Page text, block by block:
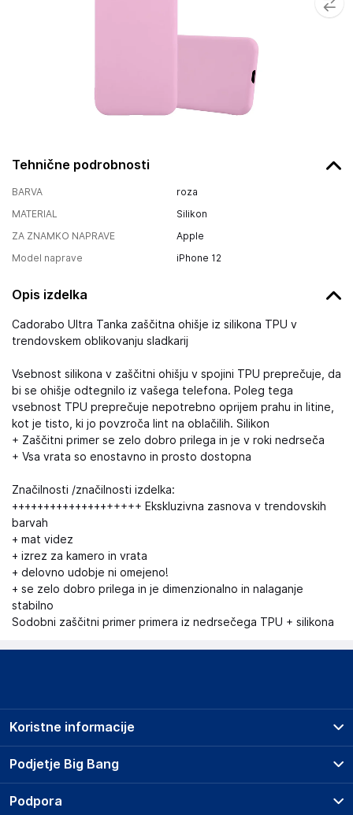
Tehnične podrobnosti
BARVA
roza
MATERIAL
Silikon
ZA ZNAMKO NAPRAVE
Apple
Model naprave
iPhone 12
Opis izdelka
Cadorabo Ultra Tanka zaščitna ohišje iz silikona TPU v
trendovskem oblikovanju sladkarij
Vsebnost silikona v zaščitni ohišju v spojini TPU preprečuje, da
bi se ohišje odtegnilo iz vašega telefona. Poleg tega
vsebnost TPU preprečuje nepotrebno oprijem prahu in litine,
kot je tisto, ki jo povzroča lint na oblačilih. Silikon
+ Zaščitni primer se zelo dobro prilega in je v roki nedrseča
+ Vsa vrata so enostavno in prosto dostopna
Značilnosti /značilnosti izdelka:
++++++++++++++++++++ Ekskluzivna zasnova v trendovskih
barvah
+ mat videz
+ izrez za kamero in vrata
+ delovno udobje ni omejeno!
+ se zelo dobro prilega in je dimenzionalno in nalaganje
stabilno
Sodobni zaščitni primer primera iz nedrsečega TPU + silikona
Podjetje Big Bang
O podjetju
Koristne informacije
Prodajna mesta
Storitve
Podpora